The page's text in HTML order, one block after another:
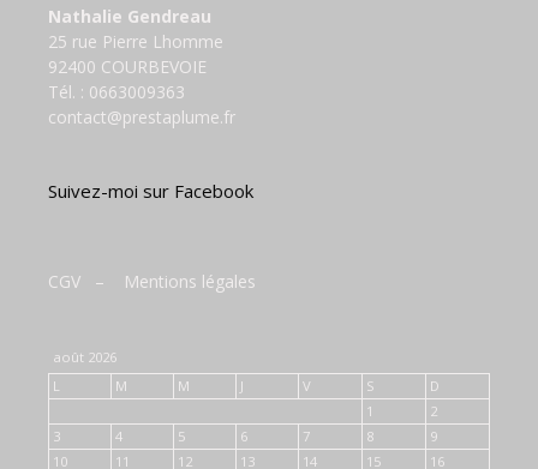
Nathalie Gendreau
25 rue Pierre Lhomme
92400 COURBEVOIE
Tél. : 0663009363
contact@prestaplume.fr
Suivez-moi sur Facebook
CGV – Mentions légales
août 2026
L
M M J V S
D
1
2
3
4 5 6 7 8
9
10
11 12 13 14 15 16